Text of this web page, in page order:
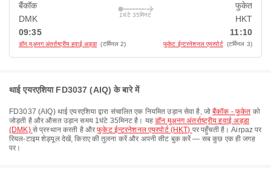
बैंकॉक
DMK
09:35
डॉन मुअनग अंतर्राष्ट्रीय हवाई अड्डा (टर्मिनल 2)
1घंटे 35मिनट
फुकेत
HKT
11:10
फुकेट ईन्टरनेशनल एयरपोर्ट (टर्मिनल 3)
थाई एयरएशिया FD3037 (AIQ) के बारे में
FD3037 (AIQ) थाई एयरएशिया द्वारा संचालित एक नियमित उड़ान सेवा है, जोबैंकॉक - फुकेत को
जोड़ती है और औसत उड़ान समय 1घंटे 35मिनट है। यहडॉन मुअनग अंतर्राष्ट्रीय हवाई अड्डा
(DMK) से प्रस्थान करती है औरफुकेट ईन्टरनेशनल एयरपोर्ट (HKT) पर पहुँचती है। Airpaz पर
रियल-टाइम शेड्यूल देखें, किराए की तुलना करें और अपनी सीट बुक करें — सब कुछ एक ही जगह
पर।